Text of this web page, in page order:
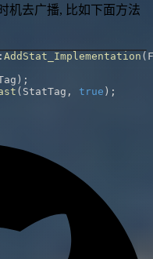
机去广播, 比如下面方法
AddStat_Implementation (
) ;
( StatTag , true ) ;